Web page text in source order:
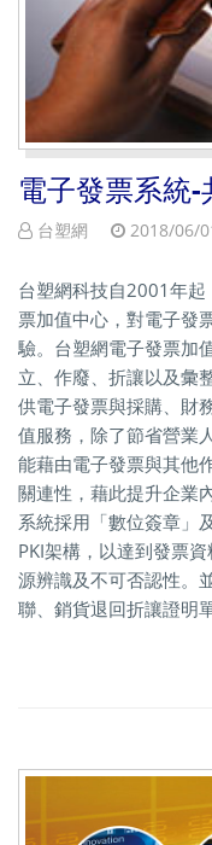
電子發票系統
台塑網 2018/06/
台塑網科技自2001年
票加值中心，對電子發
驗。台塑網電子發票加
立、作廢、折讓以及彙
供電子發票與採購、財
值服務，除了節省營業
能藉由電子發票與其他
關連性，藉此提升企業
系統採用「數位簽章」
PKI架構，以達到發票
源辨識及不可否認性。
聯、銷貨退回折讓證明